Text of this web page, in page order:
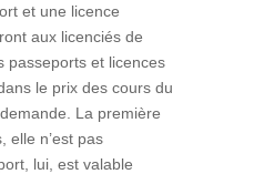
et une licence
aux licenciés de
passeports et licences
le prix des cours du
La première
elle n’est pas
lui, est valable